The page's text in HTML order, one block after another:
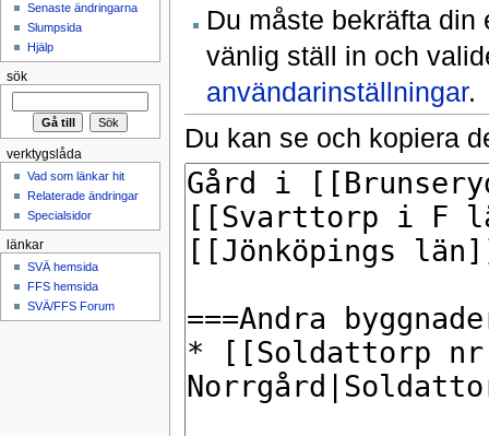
Du måste bekräfta din
vänlig ställ in och
användarinställningar.
Du kan se och kopiera
Senaste ändringarna
Slumpsida
Hjälp
sök
verktygslåda
Vad som länkar hit
Relaterade ändringar
Specialsidor
länkar
SVÄ hemsida
FFS hemsida
SVÄ/FFS Forum